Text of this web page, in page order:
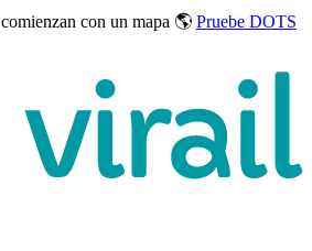
comienzan con un mapa 🌎 Pruebe DOTS